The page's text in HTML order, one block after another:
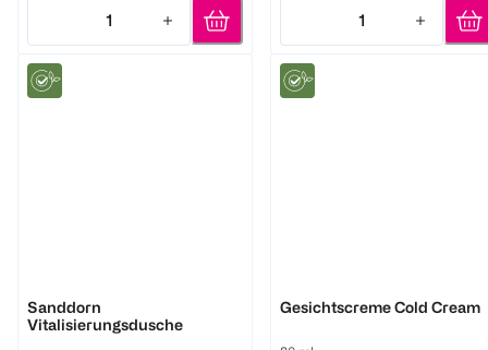
1
Quantity: 1
1
Quantity: 1
Sanddorn
Vitalisierungsdusche
Gesichtscreme Cold Cream